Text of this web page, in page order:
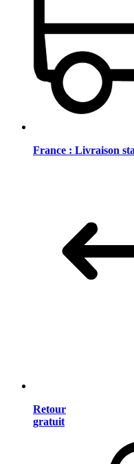
France : Livraison
Retour
gratuit